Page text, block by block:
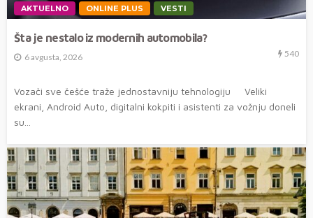
AKTUELNO ONLINE PLUS VESTI
Šta je nestalo iz modernih automobila?
6 avgusta, 2026 540
Vozači sve češće traže jednostavniju tehnologiju Veliki
ekrani, Android Auto, digitalni kokpiti i asistenti za vožnju doneli
su...